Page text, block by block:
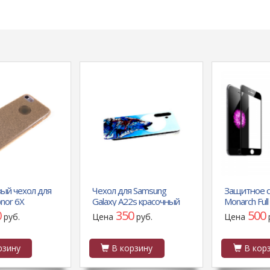
чехол для
6X
золотой
Чехол для Samsung
Galaxy A22s красочный
винил, прозрачный борт,
синий волк
Цена350руб.
В корзину
Защитное
Monarch Full
Samsung
черное
Цена500
В